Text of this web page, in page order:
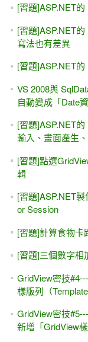
[習題]ASP.NET的
[習題]ASP.NET
寫法也有差異
[習題]ASP.NET
VS 2008與
自動變成「Date
[習題]ASP.NET
輸入、畫面產生
[習題]點選
輯
[習題]ASP.NET
or Session
[習題]計算食物卡
[習題]三個數字相
GridView密技
樣版列（
GridView密技
新增「GridView